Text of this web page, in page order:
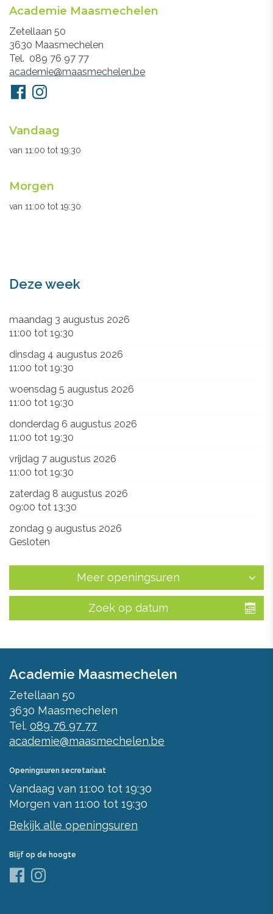
Academie Maasmechelen
Adres
Zetellaan 50
3630 Maasmechelen
Tel.
089 76 97 77
E-
mail
academie@maasmechelen.be
Volg
ons
FacebookInstagram
Openingsuren
secretariaat
Vandaag
van 11:00 tot 19:30
Morgen
van 11:00 tot 19:30
Deze week
maandag 3 augustus 2026
11:00 tot 19:30
dinsdag 4 augustus 2026
11:00 tot 19:30
woensdag 5 augustus 2026
11:00 tot 19:30
donderdag 6 augustus 2026
11:00 tot 19:30
vrijdag 7 augustus 2026
11:00 tot 19:30
zaterdag 8 augustus 2026
09:00 tot 13:30
zondag 9 augustus 2026
Gesloten
Meer openingsuren
Zoek op datum
Academie Maasmechelen
Zetellaan 50
3630 Maasmechelen
Tel. 089 76 97 77
academie@maasmechelen.be
Openingsuren secretariaat
Vandaag van 11:00 tot 19:30
Morgen van 11:00 tot 19:30
Bekijk alle openingsuren
Blijf op de hoogte
Facebook
Instagram